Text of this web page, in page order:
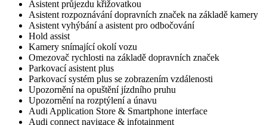
Asistent průjezdu křižovatkou
Asistent rozpoznávání dopravních značek na základě kamery
Asistent vyhýbání a asistent pro odbočování
Hold assist
Kamery snímající okolí vozu
Omezovač rychlosti na základě dopravních značek
Parkovací asistent plus
Parkovací systém plus se zobrazením vzdálenosti
Upozornění na opuštění jízdního pruhu
Upozornění na rozptýlení a únavu
Audi Application Store & Smartphone interface
Audi connect navigace & infotainment